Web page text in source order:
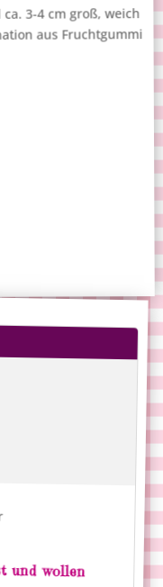
3-4 cm groß, weich
aus Fruchtgummi
und wollen